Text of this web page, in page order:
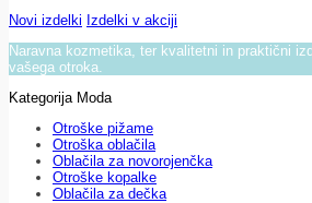
Novi izdelki Izdelki v akciji
Naravna kozmetika, ter kvalitetni in praktični
vašega otroka.
Kategorija Moda
Otroške pižame
Otroška oblačila
Oblačila za novorojenčka
Otroške kopalke
Oblačila za dečka